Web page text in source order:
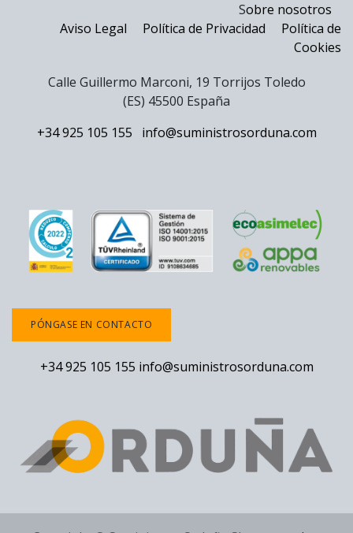
Sobre nosotros
Aviso Legal
Política de Privacidad
Política de
Cookies
Calle Guillermo Marconi, 19 Torrijos Toledo
(ES) 45500 España
+34 925 105 155
info@suministrosorduna.com
PÓNGASE EN CONTACTO
+34 925 105 155 info@suministrosorduna.com